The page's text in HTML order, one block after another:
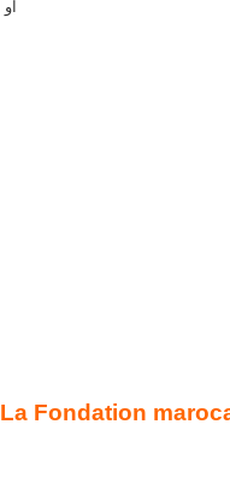
La Fondation